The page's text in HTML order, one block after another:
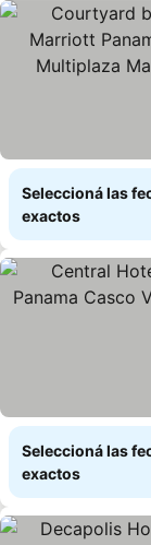
Seleccioná las
exactos
Seleccioná las
exactos